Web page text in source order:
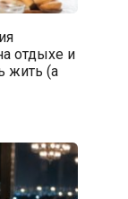
отдыхе и
жить (а